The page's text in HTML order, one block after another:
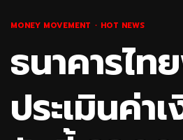
MONEY MOVEMENT HOT NEWS
ธนาคารไ
ประเมินค่า